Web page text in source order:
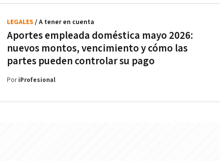
Aportes empleada doméstica mayo 2026:
nuevos montos, vencimiento y cómo las
partes pueden controlar su pago
LEGALES / A tener en cuenta
PoriProfesional